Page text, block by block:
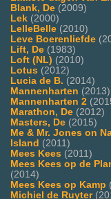
Blank, De (2009)
Lek (2000)
LelleBelle (2010)
Leve Boerenliefde
Lift, De (1983)
Loft (NL) (2010)
Lotus (2012)
Lucia de B. (2014)
Mannenharten (2013)
Mannenharten 2
Marathon, De (2012)
Masters, De (2015)
Me & Mr. Jones on
Island (2011)
Mees Kees (2011)
Mees Kees op de
(2014)
Mees Kees op Kamp
Michiel de Ruyter